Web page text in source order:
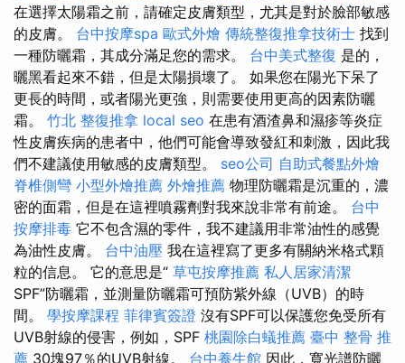
在選擇太陽霜之前，請確定皮膚類型，尤其是對於臉部敏感
的皮膚。 台中按摩spa 歐式外燴 傳統整復推拿技術士 找到
一種防曬霜，其成分滿足您的需求。 台中美式整復 是的，
曬黑看起來不錯，但是太陽損壞了。 如果您在陽光下呆了
更長的時間，或者陽光更強，則需要使用更高的因素防曬
霜。 竹北 整復推拿 local seo 在患有酒渣鼻和濕疹等炎症
性皮膚疾病的患者中，他們可能會導致發紅和刺激，因此我
們不建議使用敏感的皮膚類型。 seo公司 自助式餐點外燴
脊椎側彎 小型外燴推薦 外燴推薦 物理防曬霜是沉重的，濃
密的面霜，但是在這裡噴霧劑對我來說非常有前途。 台中
按摩排毒 它不包含濕的零件，我不建議用非常油性的感覺
為油性皮膚。 台中油壓 我在這裡寫了更多有關納米格式顆
粒的信息。 它的意思是“ 草屯按摩推薦 私人居家清潔
SPF”防曬霜，並測量防曬霜可預防紫外線（UVB）的時
間。 學按摩課程 菲律賓簽證 沒有SPF可以保護您免受所有
UVB射線的侵害，例如，SPF 桃園除白蟻推薦 臺中 整骨 推
薦 30塊97％的UVB射線。 台中養生館 因此，寬光譜防曬